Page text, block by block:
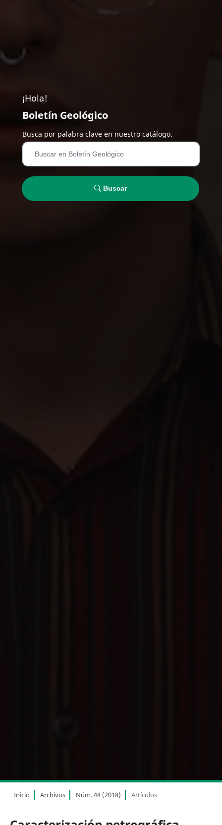
¡Hola!
Boletín Geológico
Busca por palabra clave en nuestro catálogo.
Buscar
Inicio Archivos Núm. 44 (2018) Artículos